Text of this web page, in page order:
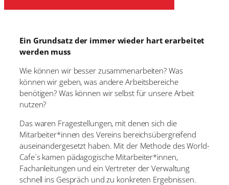
Ein Grundsatz der immer wieder hart erarbeitet
werden muss
Wie können wir besser zusammenarbeiten? Was
können wir geben, was andere Arbeitsbereiche
benötigen? Was können wir selbst für unsere Arbeit
nutzen?
Das waren Fragestellungen, mit denen sich die
Mitarbeiter*innen des Vereins bereichsübergreifend
auseinandergesetzt haben. Mit der Methode des World-
Cafe´s kamen pädagogische Mitarbeiter*innen,
Fachanleitungen und ein Vertreter der Verwaltung
schnell ins Gespräch und zu konkreten Ergebnissen.